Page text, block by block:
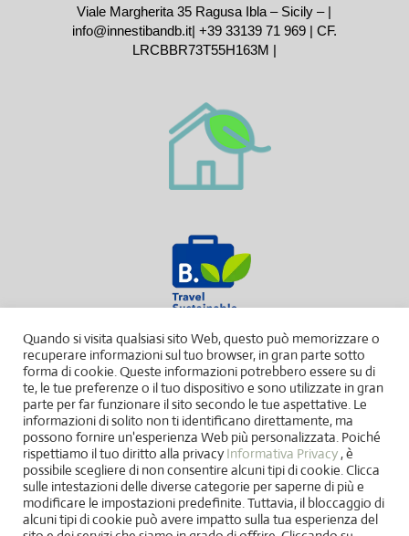
Viale Margherita 35 Ragusa Ibla – Sicily – |
info@innestibandb.it| +39 33139 71 969| CF.
LRCBBR73T55H163M |
Quando si visita qualsiasi sito Web, questo può memorizzare o
recuperare informazioni sul tuo browser, in gran parte sotto
forma di cookie. Queste informazioni potrebbero essere su di
te, le tue preferenze o il tuo dispositivo e sono utilizzate in gran
parte per far funzionare il sito secondo le tue aspettative. Le
informazioni di solito non ti identificano direttamente, ma
possono fornire un'esperienza Web più personalizzata. Poiché
rispettiamo il tuo diritto alla privacyInformativa Privacy, è
possibile scegliere di non consentire alcuni tipi di cookie. Clicca
sulle intestazioni delle diverse categorie per saperne di più e
modificare le impostazioni predefinite. Tuttavia, il bloccaggio di
alcuni tipi di cookie può avere impatto sulla tua esperienza del